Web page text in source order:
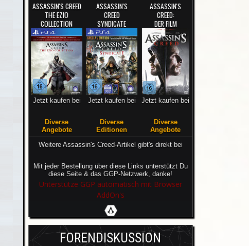
ASSASSIN'S CREED
THE EZIO
COLLECTION
Jetzt kaufen bei
Diverse
Angebote
ASSASSIN'S
CREED
SYNDICATE
Jetzt kaufen bei
Diverse
Editionen
ASSASSIN'S
CREED:
DER FILM
Jetzt kaufen bei
Diverse
Angebote
Weitere Assassin's Creed-Artikel gibt's direkt bei
Mit jeder Bestellung über diese Links unterstützt Du
diese Seite & das GGP-Netzwerk, danke!
Unterstütze GGP automatisch mit Browser
AddOn's
FORENDISKUSSION